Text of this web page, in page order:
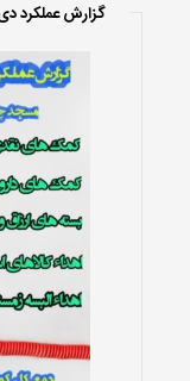
گزارش عملکرد دی